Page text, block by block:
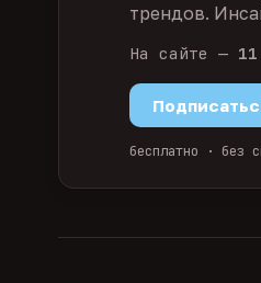
трендов.
На сайте —
бесплатно · без